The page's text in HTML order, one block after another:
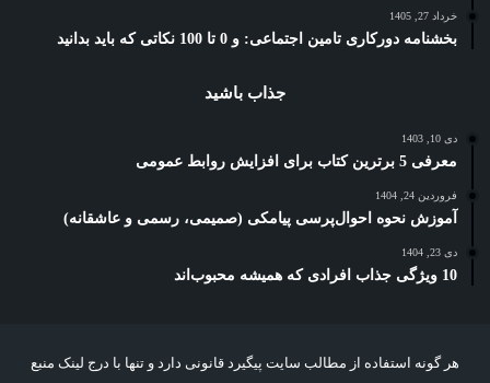
خرداد 27, 1405
بخشنامه دورکاری تامین اجتماعی: و 0 تا 100 نکاتی که باید بدانید
جذاب باشید
دی 10, 1403
معرفی 5 برترین کتاب برای افزایش روابط عمومی
فروردین 24, 1404
آموزش نحوه احوال‌پرسی پیامکی (صمیمی، رسمی و عاشقانه)
دی 23, 1404
10 ویژگی جذاب افرادی که همیشه محبوب‌اند
هر گونه استفاده از مطالب سایت پیگیرد قانونی دارد و تنها با درج لینک منبع